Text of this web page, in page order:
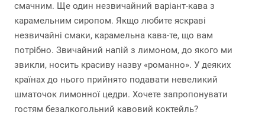
смачним. Ще один незвичайний варіант-кава з
карамельним сиропом. Якщо любите яскраві
незвичайні смаки, карамельна кава-те, що вам
потрібно. Звичайний напій з лимоном, до якого ми
звикли, носить красиву назву «романно». У деяких
країнах до нього прийнято подавати невеликий
шматочок лимонної цедри. Хочете запропонувати
гостям безалкогольний кавовий коктейль?